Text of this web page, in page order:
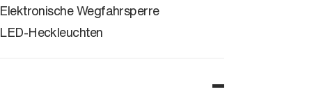
Elektronische Wegfahrsperre
LED-Heckleuchten